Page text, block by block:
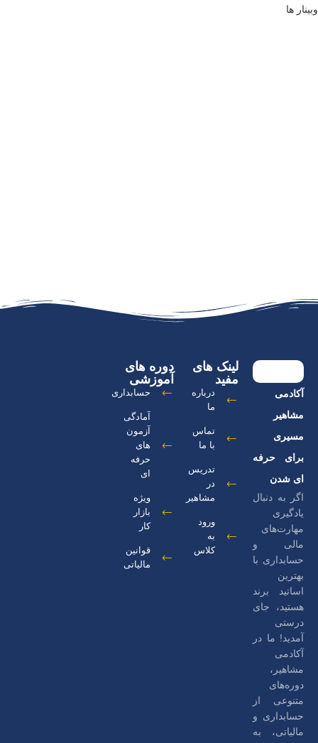
وبینار ها
آکادمی
مشاهیر
مسیری
برای حرفه
ای شدن
اگر به دنبال
یادگیری
مهارت‌های
مالی و
حسابداری با
بهترین
اساتید برند
هستید، جای
درستی
آمدید! ما در
آکادمی
مشاهیر،
دوره‌های
متنوعی از
حسابداری و
مالیاتی، به
لینک های
مفید
درباره
ما
تماس
با ما
تدریس
در
مشاهیر
ورود
به
کلاس
دوره های
آموزشی
حسابداری
آمادگی
آزمون
های
حرفه
ای
ویژه
بازار
کار
قوانین
مالیاتی